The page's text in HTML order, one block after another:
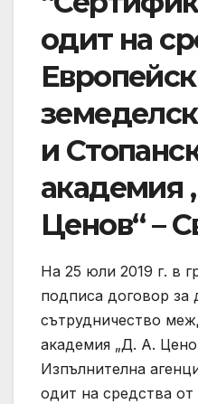
одит на
и
академия
Ценов“ –
На 25 юли 2019 г. в
подписа договор за
сътрудничество
академия „Д. А.
Изпълнителна
одит на средства от